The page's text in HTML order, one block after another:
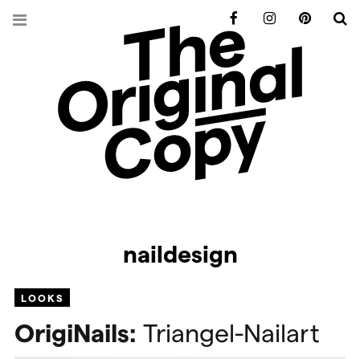
naildesign
LOOKS
OrigiNails: Triangel-Nailart
FacebookInstagramPinterest